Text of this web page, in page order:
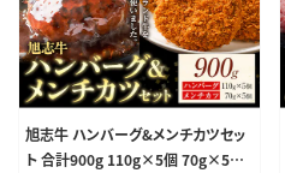
旭志牛 ハンバーグ&メンチカツセッ
ト 合計900g 110g×5個 70g×5個